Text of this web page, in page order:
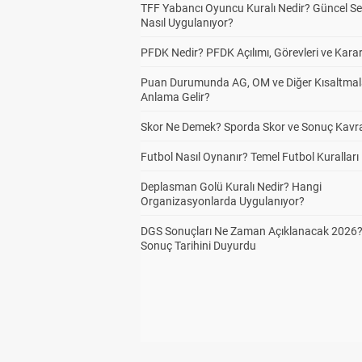
TFF Yabancı Oyuncu Kuralı Nedir? Güncel
Nasıl Uygulanıyor?
PFDK Nedir? PFDK Açılımı, Görevleri ve
Puan Durumunda AG, OM ve Diğer
Anlama Gelir?
Skor Ne Demek? Sporda Skor ve Sonuç
Futbol Nasıl Oynanır? Temel Futbol Kuralları
Deplasman Golü Kuralı Nedir? Hangi
Organizasyonlarda Uygulanıyor?
DGS Sonuçları Ne Zaman Açıklanacak
Sonuç Tarihini Duyurdu